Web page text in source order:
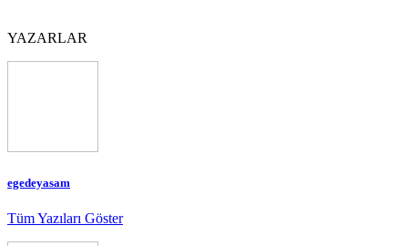
YAZARLAR
egedeyasam
Tüm Yazıları Göster